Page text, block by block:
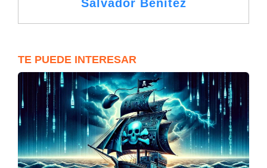
Salvador Benítez
TE PUEDE INTERESAR